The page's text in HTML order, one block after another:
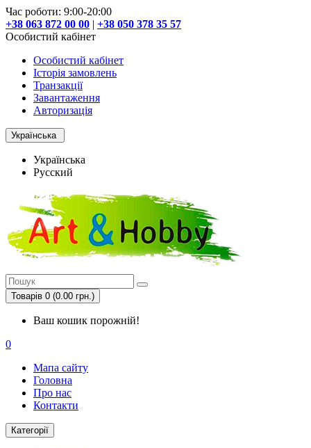
Час роботи: 9:00-20:00
+38 063 872 00 00 | +38 050 378 35 57
Особистий кабінет
Особистий кабінет
Історія замовлень
Транзакції
Завантаження
Авторизація
Українська
Українська
Русский
Товарів 0 (0.00 грн.)
Ваш кошик порожній!
0
Мапа сайту
Головна
Про нас
Контакти
Категорії